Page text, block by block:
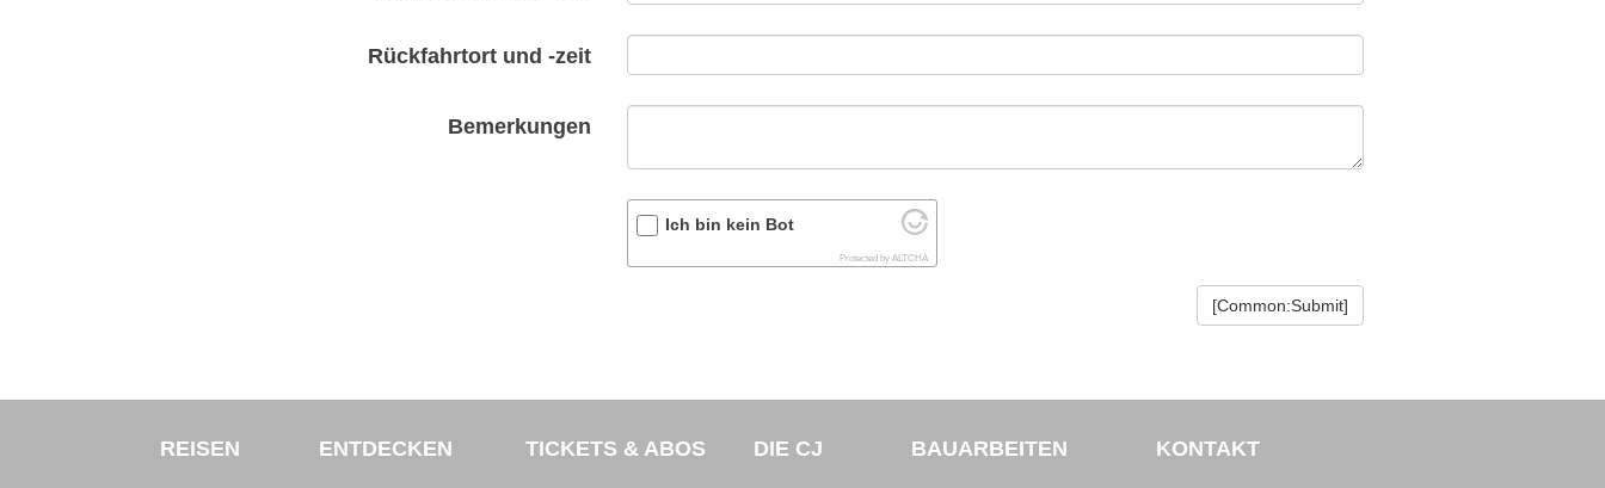
Rückfahrtort und -zeit
Bemerkungen
Ich bin kein Bot
Protected byALTCHA
REISEN ENTDECKEN TICKETS & ABOS DIE CJ BAUARBEITEN KONTAKT